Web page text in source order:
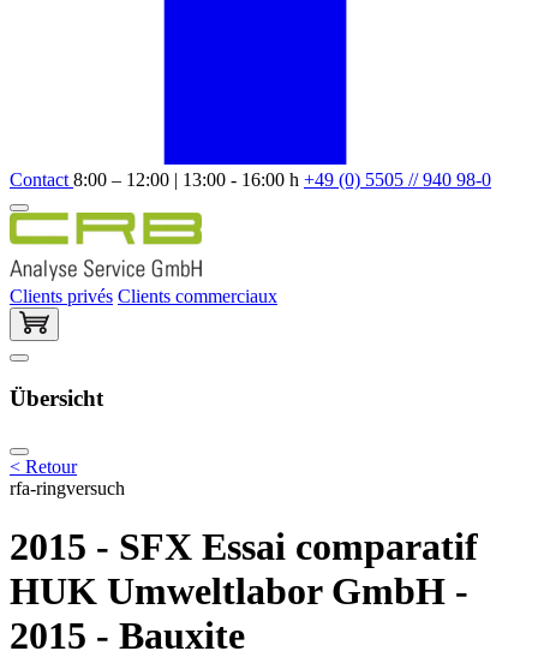
Contact 8:00 – 12:00 | 13:00 - 16:00 h +49 (0) 5505 // 940 98-0
Clients privés Clients commerciaux
Übersicht
< Retour
rfa-ringversuch
2015 - SFX Essai comparatif
HUK Umweltlabor GmbH -
2015 - Bauxite